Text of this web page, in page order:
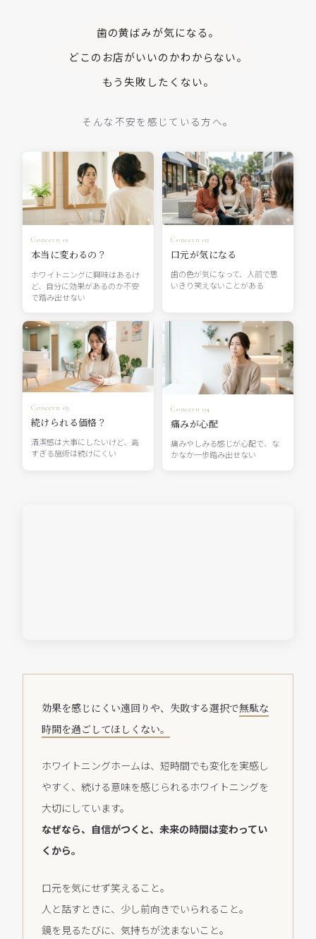
歯の黄ばみが気になる。
どこのお店がいいのかわからない。
もう失敗したくない。
そんな不安を感じている方へ。
Concern 01
本当に変わるの？
ホワイトニングに興味はあるけ
ど、自分に効果があるのか不安
で踏み出せない
Concern 02
口元が気になる
歯の色が気になって、人前で思
いきり笑えないことがある
Concern 03
続けられる価格？
清潔感は大事にしたいけど、高
すぎる施術は続けにくい
Concern 04
痛みが心配
痛みやしみる感じが心配で、な
かなか一歩踏み出せない
効果を感じにくい遠回りや、失敗する選択で無駄な
時間を過ごしてほしくない。
ホワイトニングホームは、短時間でも変化を実感し
やすく、続ける意味を感じられるホワイトニングを
大切にしています。
なぜなら、自信がつくと、未来の時間は変わってい
くから。
口元を気にせず笑えること。
人と話すときに、少し前向きでいられること。
鏡を見るたびに、気持ちが沈まないこと。